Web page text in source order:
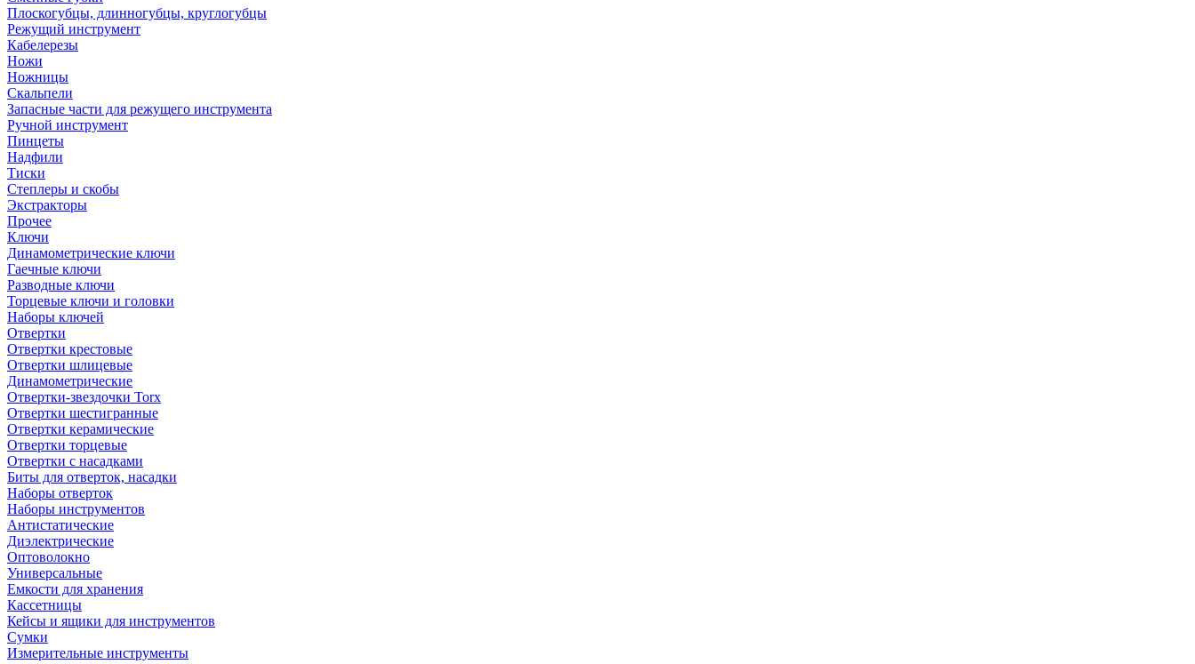
Плоскогубцы, длинногубцы, круглогубцы
Режущий инструмент
Кабелерезы
Ножи
Ножницы
Скальпели
Запасные части для режущего инструмента
Ручной инструмент
Пинцеты
Надфили
Тиски
Степлеры и скобы
Экстракторы
Прочее
Ключи
Динамометрические ключи
Гаечные ключи
Разводные ключи
Торцевые ключи и головки
Наборы ключей
Отвертки
Отвертки крестовые
Отвертки шлицевые
Динамометрические
Отвертки-звездочки Torx
Отвертки шестигранные
Отвертки керамические
Отвертки торцевые
Отвертки с насадками
Биты для отверток, насадки
Наборы отверток
Наборы инструментов
Антистатические
Диэлектрические
Оптоволокно
Универсальные
Емкости для хранения
Кассетницы
Кейсы и ящики для инструментов
Сумки
Измерительные инструменты